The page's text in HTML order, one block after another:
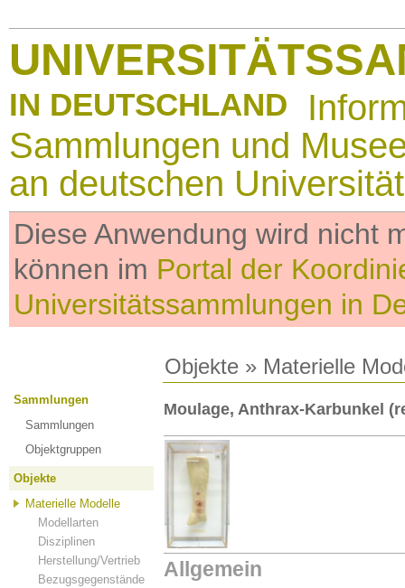
IN DEUTSCHLAND
Sammlungen und
an deutschen
Diese Anwendung wird nicht
können im Portal der
Universitätssammlungen in
Objekte » Materielle
Sammlungen
Sammlungen
Objektgruppen
Objekte
Materielle Modelle
Modellarten
Disziplinen
Herstellung/Vertrieb
Bezugsgegenstände
Moulage, Anthrax-Karbunkel
Allgemein